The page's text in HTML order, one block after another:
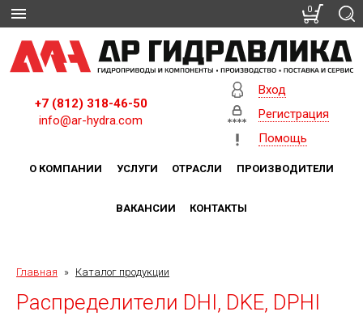
+7 (812) 318-46-50
info@ar-hydra.com
Вход
Регистрация
Помощь
О КОМПАНИИ УСЛУГИ ОТРАСЛИ ПРОИЗВОДИТЕЛИ
ВАКАНСИИ КОНТАКТЫ
Главная » Каталог продукции
Распределители DHI, DKE, DPHI
0